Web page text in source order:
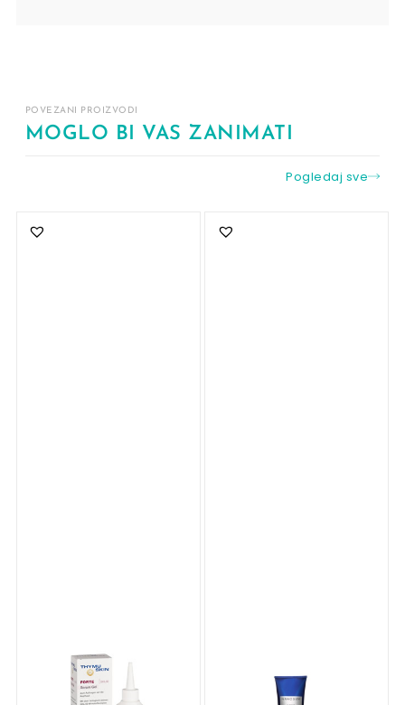
POVEZANI PROIZVODI
MOGLO BI VAS ZANIMATI
Pogledaj sve